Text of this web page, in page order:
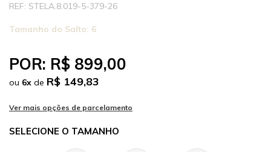
STELA.8.019-5-379-26
Tamanho do Salto: 6
POR: R$ 899,00
ou 6x de R$ 149,83
TAMANHO